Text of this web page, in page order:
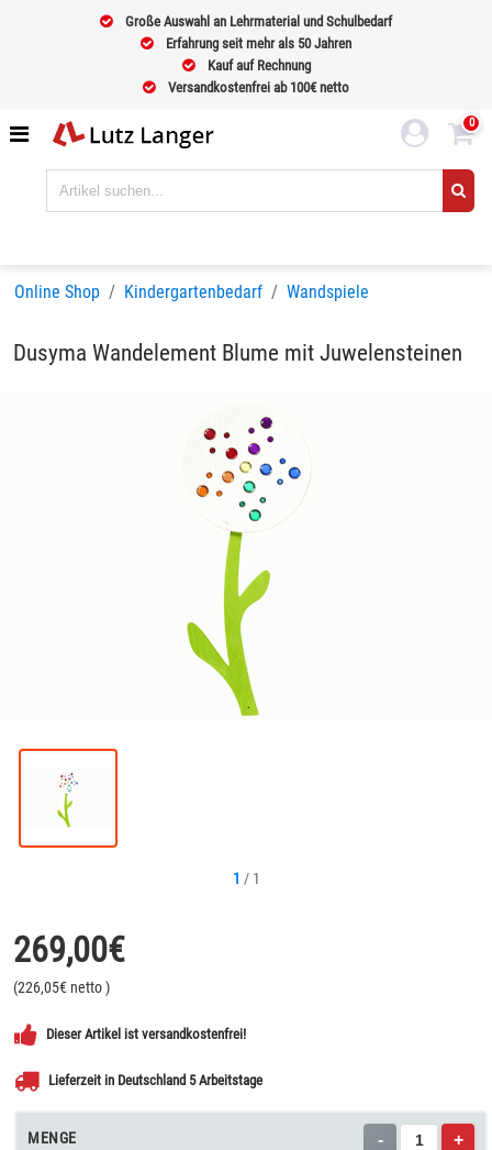
Große Auswahl an Lehrmaterial und Schulbedarf
Erfahrung seit mehr als 50 Jahren
Kauf auf Rechnung
Versandkostenfrei ab 100€ netto
0
Online Shop Kindergartenbedarf Wandspiele
Dusyma Wandelement Blume mit Juwelensteinen
1 / 1
269,00€
(226,05€ netto)
Dieser Artikel ist versandkostenfrei!
Lieferzeit in Deutschland 5 Arbeitstage
MENGE - +